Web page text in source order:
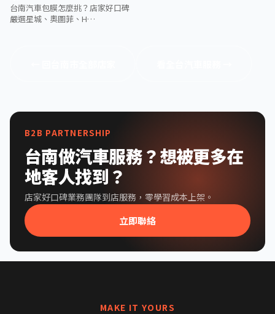
台南汽車包膜怎麼挑？店家好口碑
嚴選星城、奧圖菲、H…
B2B PARTNERSHIP
台南做汽車服務？想被更多在
地客人找到？
店家好口碑業務團隊到店服務，零學習成本上架。
立即聯絡
MAKE IT YOURS